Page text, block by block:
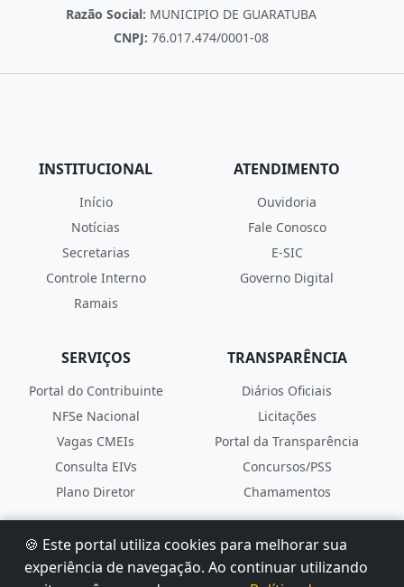
Razão Social: MUNICIPIO DE GUARATUBA
CNPJ: 76.017.474/0001-08
INSTITUCIONAL
Início
Notícias
Secretarias
Controle Interno
Ramais
ATENDIMENTO
Ouvidoria
Fale Conosco
E-SIC
Governo Digital
SERVIÇOS
Portal do Contribuinte
NFSe Nacional
Vagas CMEIs
Consulta EIVs
Plano Diretor
TRANSPARÊNCIA
Diários Oficiais
Licitações
Portal da Transparência
Concursos/PSS
Chamamentos
© 2026 Prefeitura Municipal de Guaratuba. Todos os
🍪 Este portal utiliza cookies para melhorar sua
experiência de navegação. Ao continuar utilizando